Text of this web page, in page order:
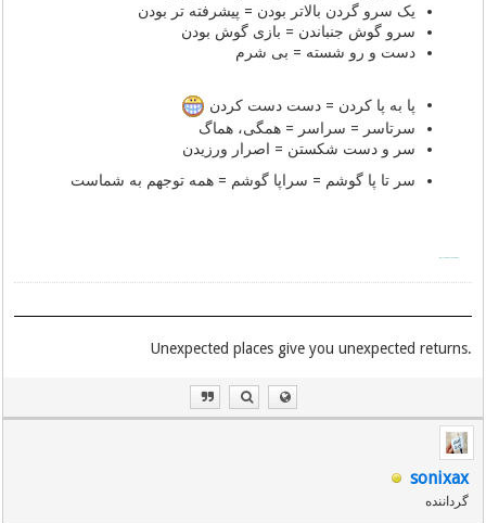
یک سرو گردن بالاتر بودن = پیشرفته تر بودن
سرو گوش جنباندن = بازی گوش بودن
دست و رو شسته = بی شرم
پا به پا کردن = دست دست کردن
سرتاسر = سراسر = همگی، هماگ
سر و دست شکستن = اصرار ورزیدن
سر تا پا گوشم = سراپا گوشم = همه توجهم به شماست
.Unexpected places give you unexpected returns
sonixax
گرداننده